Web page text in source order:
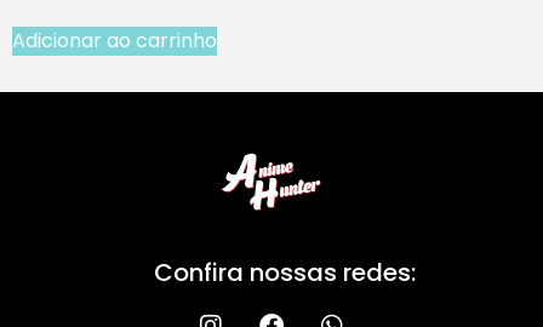
Adicionar ao carrinho
Confira nossas redes: